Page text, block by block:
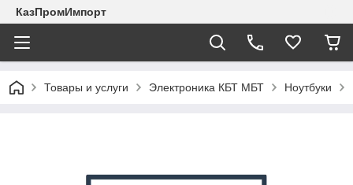
КазПромИмпорт
Товары и услуги Электроника КБТ МБТ Ноутбуки